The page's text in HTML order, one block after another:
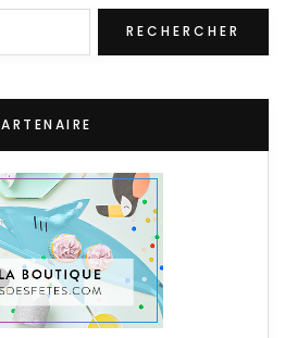
RECHERCHER